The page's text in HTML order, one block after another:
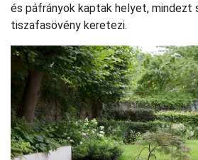
és páfrányok kaptak helyet, mindezt
tiszafasövény keretezi.